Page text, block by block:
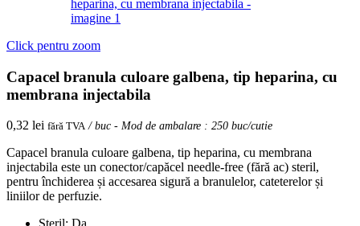
Click pentru zoom
Capacel branula culoare galbena, tip heparina, cu
membrana injectabila
0,32 lei fără TVA/ buc - Mod de ambalare : 250 buc/cutie
Capacel branula culoare galbena, tip heparina, cu membrana
injectabila este un conector/capăcel needle-free (fără ac) steril,
pentru închiderea și accesarea sigură a branulelor, cateterelor și
liniilor de perfuzie.